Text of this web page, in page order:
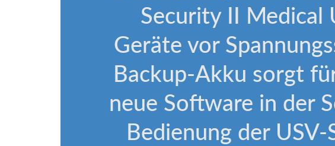
Security II Medical
Geräte vor
Backup-Akku sorgt
neue Software in der
Bedienung der